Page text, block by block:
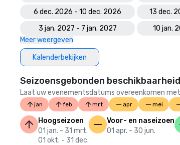
6 dec. 2026 - 10 dec. 2026
13 dec.
3 jan. 2027 - 7 jan. 2027
10 jan.
Meer weergeven
Kalenderbekijken
Seizoensgebonden beschikbaarheid
Laat uw evenementsdatums overeenkomen
jan feb mrt apr mei
Hoogseizoen
01 jan. - 31 mrt.
01 okt. - 31 dec.
Voor- en naseizoen
01 apr. - 30 jun.